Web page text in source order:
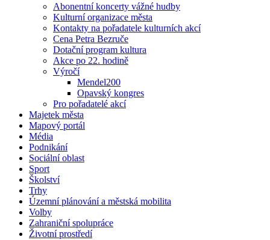
Abonentní koncerty vážné hudby
Kulturní organizace města
Kontakty na pořadatele kulturních akcí
Cena Petra Bezruče
Dotační program kultura
Akce po 22. hodině
Výročí
Mendel200
Opavský kongres
Pro pořadatelé akcí
Majetek města
Mapový portál
Média
Podnikání
Sociální oblast
Sport
Školství
Trhy
Územní plánování a městská mobilita
Volby
Zahraniční spolupráce
Životní prostředí